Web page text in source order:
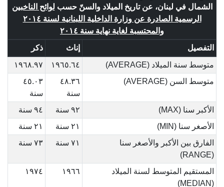
الشمال في لبنان، عن تاريخ الميلاد والسنّ حسب لوائح الناخبين
الرسمية الصادرة عن وزارة الداخلية اللبنانية لسنة ٢٠١٤
والمحتسبة لغاية نهاية سنة ٢٠١٤
التفصيل
إناث
ذكر
متوسط سنة الميلاد (AVERAGE)
١٩٦٥.٦٤
١٩٦٨.٩٧
متوسط السن (AVERAGE)
٤٨.٣٦
سنة
٤٥.٠٣
سنة
الأكبر سنا (MAX)
٩٢ سنة
٩٤ سنة
الأصغر سنا (MIN)
٢١ سنة
٢١ سنة
الفارق بين الأكبر والأصغر سنا
(RANGE)
٧١ سنة ٧٣ سنة
المستقيم المتوسط لسنة الميلاد
(MEDIAN)
١٩٦٦ ١٩٧٤